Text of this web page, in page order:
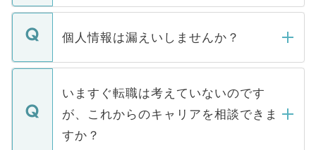
ません。
■応募殺到を避けるため 人気のある医療機
関を公にしてしまうと、応募が殺到する場
に、医療機関が求める条件に合った人材の
みを人材紹介会社に依頼するケースが増え
ています。
転職・入職を強要することは一切ありませ
ん。また、仮に応募先から内定をいただい
定を承諾する必要はありません。内定先へ
の辞退の連絡はキャリアパートナーが行い
ますので、ご安心ください。
個人情報は漏えいしませんか？
個人情報が漏えいすることはありませんの
で、ご安心ください。当サイトからの登録
などで収集したご登録者様の個人情報は、
ご本人のキャリアアップおよび転職活動の
支援を目的に使用いたします。お預かりし
いますぐ転職は考えていないのです
が、これからのキャリアを相談できま
すか？